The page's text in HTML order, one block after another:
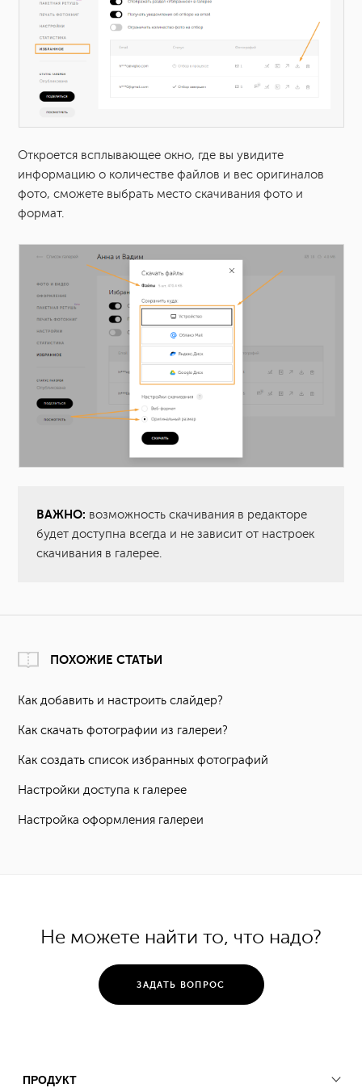
Откроется всплывающее окно, где вы увидите
информацию о количестве файлов и вес оригиналов
фото, сможете выбрать место скачивания фото и
формат.
ВАЖНО: возможность скачивания в редакторе
будет доступна всегда и не зависит от настроек
скачивания в галерее.
ПОХОЖИЕ СТАТЬИ
Как добавить и настроить слайдер?
Как скачать фотографии из галереи?
Как создать список избранных фотографий
Настройки доступа к галерее
Настройка оформления галереи
Не можете найти то, что надо?
ЗАДАТЬ ВОПРОС
ПРОДУКТ